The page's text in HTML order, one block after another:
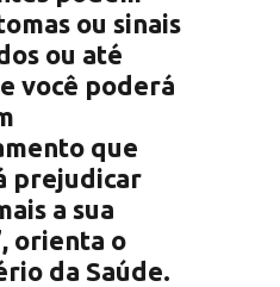
ou sinais
ou até
você poderá
que
prejudicar
a sua
orienta o
da Saúde.